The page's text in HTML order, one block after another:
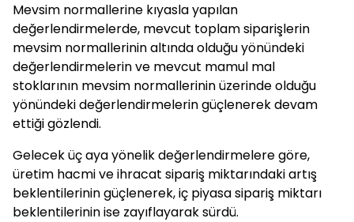
Mevsim normallerine kıyasla yapılan
değerlendirmelerde, mevcut toplam siparişlerin
mevsim normallerinin altında olduğu yönündeki
değerlendirmelerin ve mevcut mamul mal
stoklarının mevsim normallerinin üzerinde olduğu
yönündeki değerlendirmelerin güçlenerek devam
ettiği gözlendi.
Gelecek üç aya yönelik değerlendirmelere göre,
üretim hacmi ve ihracat sipariş miktarındaki artış
beklentilerinin güçlenerek, iç piyasa sipariş miktarı
beklentilerinin ise zayıflayarak sürdü.